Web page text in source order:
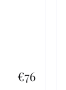
€76